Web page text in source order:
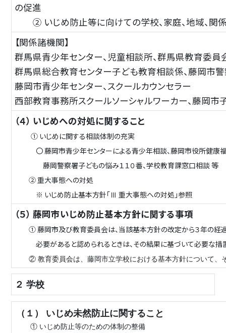
の促進
② いじめ防止等に向けての学校、家庭、地域、関
【関係諸機関】
群馬県青少年センター、児童相談所、群馬県教育委員
群馬県総合教育センター子ども教育相談係、 藤岡市
藤岡市青少年センター、スクールカウンセラー
西部教育事務所スクールソーシャルワーカー、藤岡市
（４） いじめへの対処に関すること
① いじめに関する相談体制の充実
〇 藤岡市青少年センターによる青少年相談、藤岡市役所健康福祉
藤岡警察署子どもの悩み１１０番、学校教育課窓口相談 等
② 重大事態への対処
※ いじめ防止基本方針「Ⅲ 重大事態への対処」参照
（５） 藤岡市いじめ防止基本方針に関する事項
① 藤岡市及び教育委員会は、当該基本方針の改定から３年の経
必要があると認められるときは、その結果に基づいて必要な措
② 教育委員会は、藤岡市立学校における基本方針について、
２ 学校
（１） いじめ未然防止に関すること
① いじめ防止等のための体制の整備